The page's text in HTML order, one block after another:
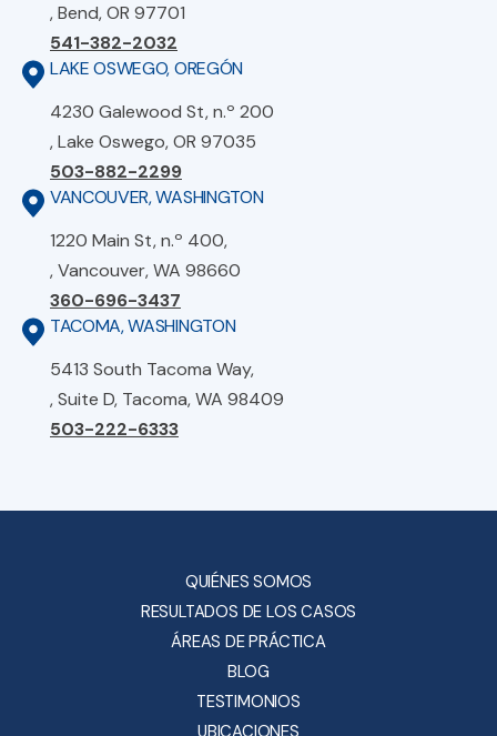
, Bend, OR 97701
541-382-2032
LAKE OSWEGO, OREGÓN
4230 Galewood St, n.º 200
, Lake Oswego, OR 97035
503-882-2299
VANCOUVER, WASHINGTON
1220 Main St, n.º 400,
, Vancouver, WA 98660
360-696-3437
TACOMA, WASHINGTON
5413 South Tacoma Way,
, Suite D, Tacoma, WA 98409
503-222-6333
QUIÉNES SOMOS
RESULTADOS DE LOS CASOS
ÁREAS DE PRÁCTICA
BLOG
TESTIMONIOS